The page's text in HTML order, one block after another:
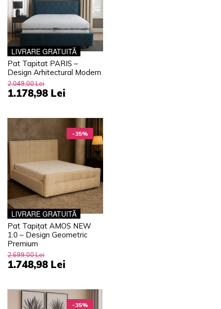
Pat Tapitat PARIS –
Design Arhitectural Modern
1.178,98 Lei
2.049,00 Lei
LIVRARE GRATUITĂ
-35%
Pat Tapițat AMOS NEW
1.0 – Design Geometric
Premium
1.748,98 Lei
2.699,00 Lei
LIVRARE GRATUITĂ
-35%